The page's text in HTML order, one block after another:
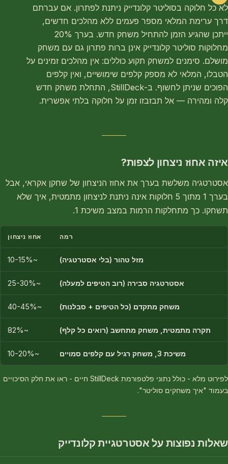
לא כל חלוקה בסוליטר קלונדייק ניתנת לפתרון. אם עברתם
דרך ערימת המלאי מספר פעמים ללא מהלכים חדשים,
ייתכן שהגיע הזמן להתחיל משחק חדש. בערך 20%
מחלוקות סוליטר קלונדייק אינן ברות פתרון גם עם משחק
מושלם. סימנים למשחק תקוע כוללים: אין מהלכים זמינים על
הטבלו, המלאי לא מספק קלפים שימושיים, ואין קלפים
הפוכים שניתן לחשוף. ב-StillDeck, התחלת משחק חדש
קלה ומהירה — אל תבזבזו זמן על חלוקה בלתי אפשרית.
איזה אחוז ניצחון לצפות?
אסטרטגיה משלשת בערך את אחוז הניצחון של שחקן אקראי, אבל
בערך 1 מתוך 5 חלוקות אינה ניתנת לניצחון מתמטית, איך שלא
תשחקו. כך מתחלקות הרמות במצב משיכת 1.
רמה אחוז ניצחון
מזל טהור (בלי אסטרטגיה) ~10-15%
אסטרטגיה סבירה (רוב הטיפים למעלה) ~25-30%
משחק מתקדם (כל הטיפים + סבלנות) ~40-45%
תקרה מתמטית, משחק מתחשב (רואים כל קלף) ~82%
משיכת 3, משחק רגיל עם קלפים סמויים ~10-20%
לפירוט מלא - כולל נתוני פלטפורמת StillDeck חיים - ראו את חלק הסיכויים
בעמוד "איך משחקים סוליטר".
שאלות נפוצות על אסטרטגיית קלונדייק